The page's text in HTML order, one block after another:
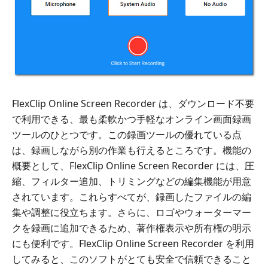
FlexClip Online Screen Recorder は、ダウンロード不要
で利用できる、最も柔軟かつ手軽なオンライン画面録画
ツールのひとつです。この録画ツールの優れている点
は、録画しながら別の作業も行えるところです。機能の
概要として、FlexClip Online Screen Recorder には、圧
縮、フィルター追加、トリミングなどの編集機能が用意
されています。これらすべてが、録画したファイルの編
集や調整に役立ちます。さらに、ロゴやウォーターマー
クを録画に追加できるため、著作権表示や所有権の明示
にも便利です。FlexClip Online Screen Recorder を利用
してみると、このソフトがとても安全で信頼できること